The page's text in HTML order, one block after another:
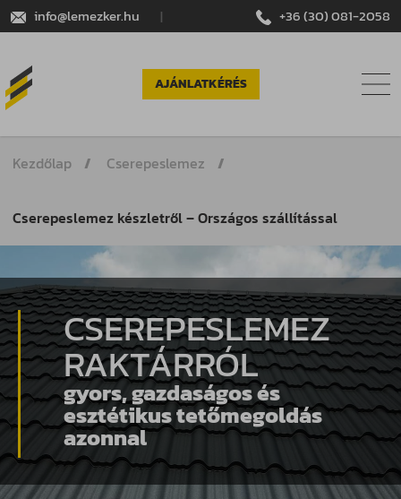
info@lemezker.hu | +36 (30) 081-2058
AJÁNLATKÉRÉS
Kezdőlap Cserepeslemez
Cserepeslemez készletről – Országos szállítással
CSEREPESLEMEZ
RAKTÁRRÓL
gyors, gazdaságos és
esztétikus tetőmegoldás
azonnal